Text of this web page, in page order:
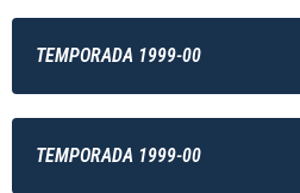
TEMPORADA 1999-00
TEMPORADA 1999-00